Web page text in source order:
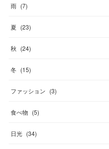
雨 (7)
夏 (23)
秋 (24)
冬 (15)
ファッション (3)
食べ物 (5)
日光 (34)